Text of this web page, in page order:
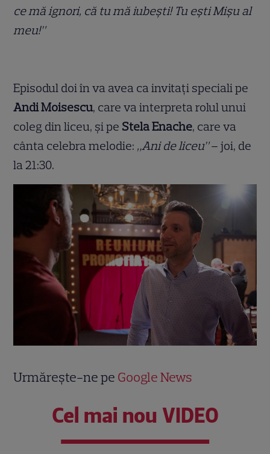
ce mă ignori, că tu mă iubești! Tu ești Mișu al
meu!”
Episodul doi în va avea ca invitați speciali pe
Andi Moisescu, care va interpreta rolul unui
coleg din liceu, și pe Stela Enache, care va
cânta celebra melodie: „Ani de liceu”– joi, de
la 21:30.
Urmărește-ne pe Google News
Cel mai nou VIDEO